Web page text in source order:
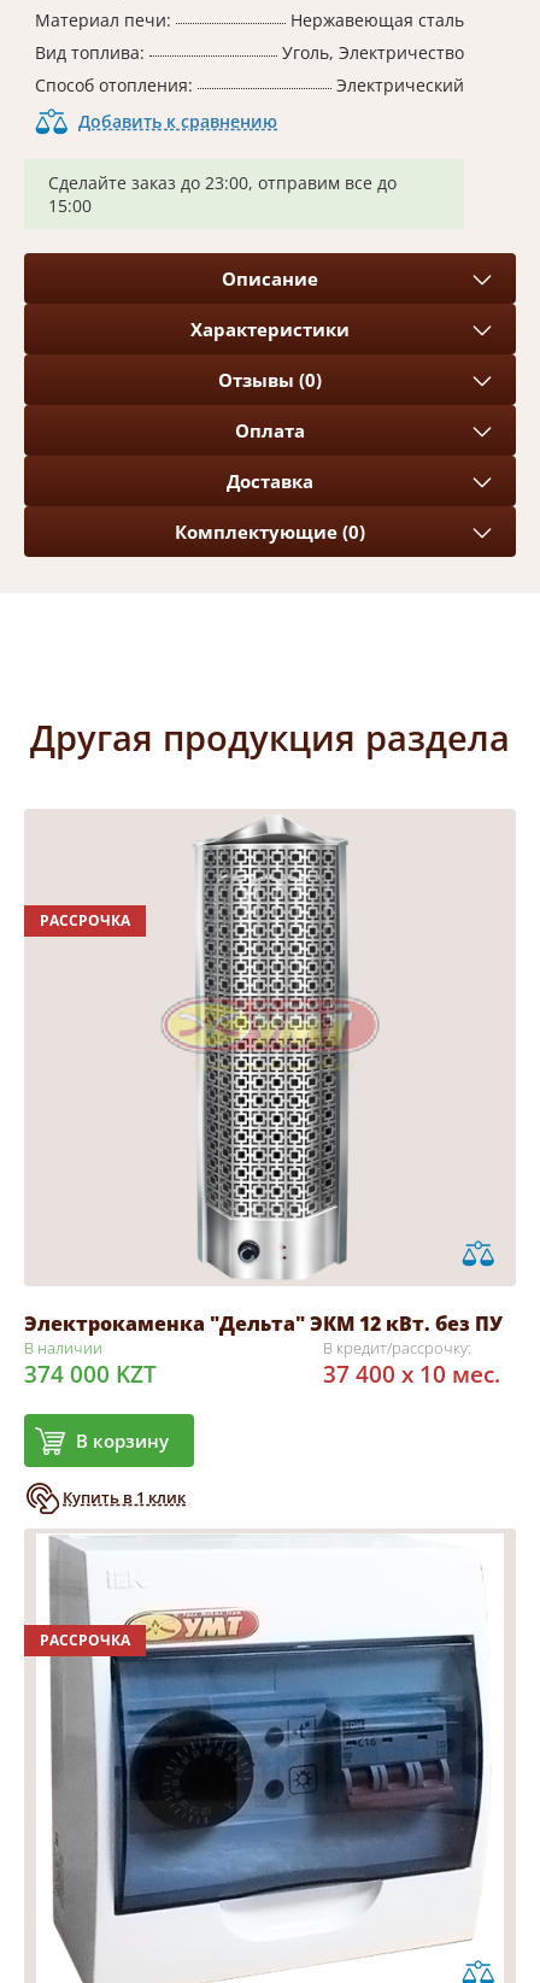
Материал печи:
Нержавеющая сталь
Вид топлива:
Уголь, Электричество
Способ отопления:
Электрический
Добавить к сравнению
Сделайте заказ до 23:00, отправим все до
15:00
Описание
Характеристики
Отзывы (0)
Оплата
Доставка
Комплектующие (0)
Другая продукция раздела
РАССРОЧКА
Электрокаменка "Дельта" ЭКМ 12 кВт. без ПУ
В наличии
374 000 KZT
В корзину
Купить в 1 клик
В кредит/рассрочку:
37 400 x 10 мес.
РАССРОЧКА